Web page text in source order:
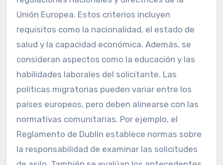
Unión Europea. Estos criterios incluyen
requisitos como la nacionalidad, el estado de
salud y la capacidad económica. Además, se
consideran aspectos como la educación y las
habilidades laborales del solicitante. Las
políticas migratorias pueden variar entre los
países europeos, pero deben alinearse con las
normativas comunitarias. Por ejemplo, el
Reglamento de Dublín establece normas sobre
la responsabilidad de examinar las solicitudes